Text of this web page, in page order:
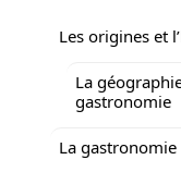
Les origines et
La
gastronomie
La